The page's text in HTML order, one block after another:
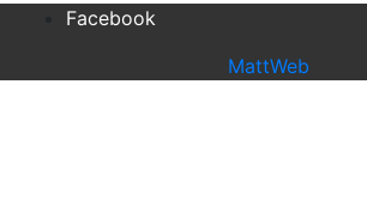
Facebook
MattWeb